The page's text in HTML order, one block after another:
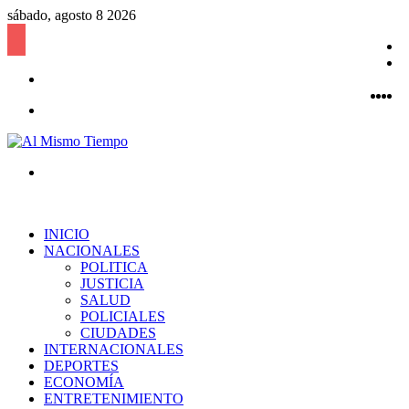
sábado, agosto 8 2026
INICIO
NACIONALES
POLITICA
JUSTICIA
SALUD
POLICIALES
CIUDADES
INTERNACIONALES
DEPORTES
ECONOMÍA
ENTRETENIMIENTO